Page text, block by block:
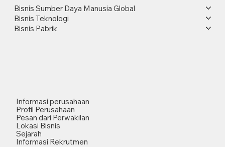
Bisnis Sumber Daya Manusia Global
Bisnis Teknologi
Bisnis Pabrik
Informasi perusahaan
Profil Perusahaan
Pesan dari Perwakilan
Lokasi Bisnis
Sejarah
Informasi Rekrutmen